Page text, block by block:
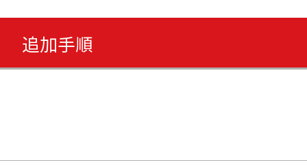
追加手順